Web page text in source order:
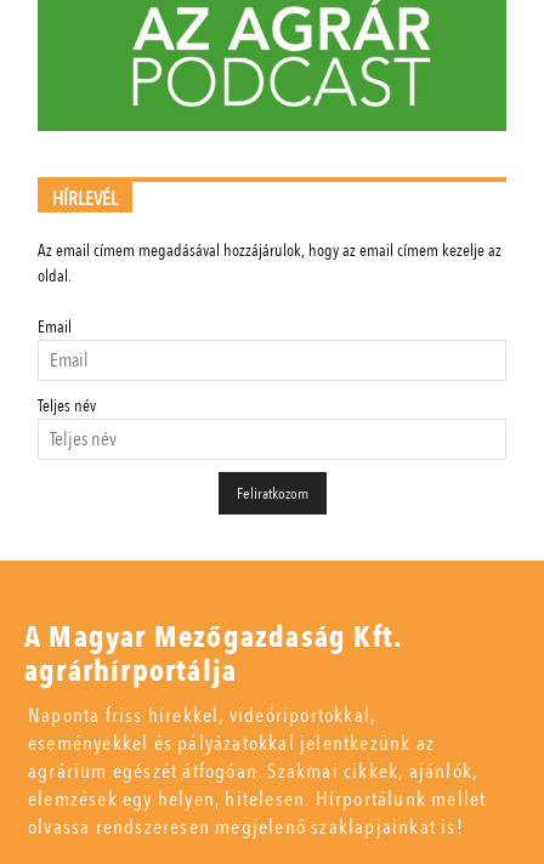
HÍRLEVÉL
Az email címem megadásával hozzájárulok, hogy az email címem kezelje az
oldal.
Email
Teljes név
A Magyar Mezőgazdaság Kft.
agrárhírportálja
Naponta friss hírekkel, videóriportokkal,
eseményekkel és pályázatokkal jelentkezünk az
agrárium egészét átfogóan. Szakmai cikkek, ajánlók,
elemzések egy helyen, hitelesen. Hírportálunk mellet
olvassa rendszeresen megjelenő szaklapjainkat is!